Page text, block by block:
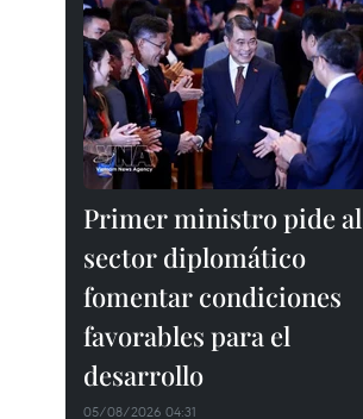
Primer ministro pide al
sector diplomático
fomentar condiciones
favorables para el
desarrollo
05/08/2026 04:31